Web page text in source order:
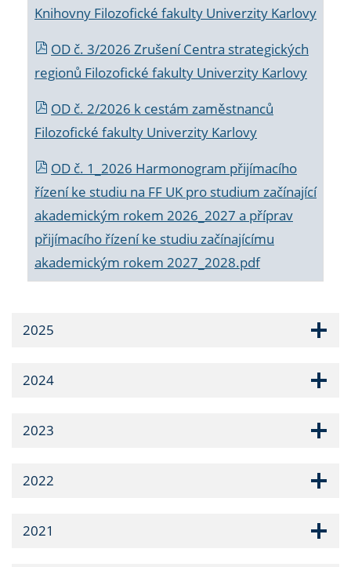
Knihovny Filozofické fakulty Univerzity Karlovy
OD č. 3/2026 Zrušení Centra strategických
regionů Filozofické fakulty Univerzity Karlovy
OD č. 2/2026 k cestám zaměstnanců
Filozofické fakulty Univerzity Karlovy
OD č. 1_2026 Harmonogram přijímacího
řízení ke studiu na FF UK pro studium začínající
akademickým rokem 2026_2027 a příprav
přijímacího řízení ke studiu začínajícímu
akademickým rokem 2027_2028.pdf
2025
2024
2023
2022
2021